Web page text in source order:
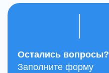
Остались вопросы?
Заполните форму